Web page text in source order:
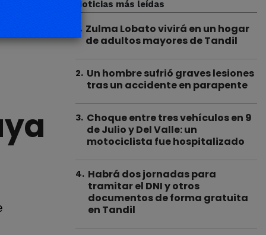
Noticias más leídas
. Zulma Lobato vivirá en un hogar
de adultos mayores de Tandil
2. Un hombre sufrió graves lesiones
tras un accidente en parapente
3. Choque entre tres vehículos en 9
de Julio y Del Valle: un
motociclista fue hospitalizado
4. Habrá dos jornadas para
tramitar el DNI y otros
documentos de forma gratuita
en Tandil